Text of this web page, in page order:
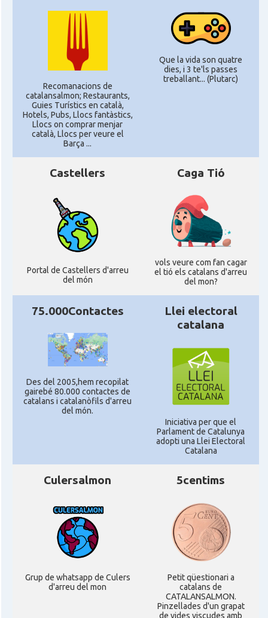
Recomanacions de
catalansalmon; Restaurants,
Guies Turístics en català,
Hotels, Pubs, Llocs fantàstics,
Llocs on comprar menjar
català, Llocs per veure el
Barça ...
Que la vida son quatre
dies, i 3 te'ls passes
treballant... (Plutarc)
Castellers
Portal de Castellers d'arreu
del món
Caga Tió
vols veure com fan cagar
el tió els catalans d'arreu
del mon?
75.000Contactes
Des del 2005,hem recopilat
gairebé 80.000 contactes de
catalans i catalanòfils d'arreu
del món.
Llei electoral
catalana
Iniciativa per que el
Parlament de Catalunya
adopti una Llei Electoral
Catalana
Culersalmon
Grup de whatsapp de Culers
d'arreu del mon
5centims
Petit qüestionari a
catalans de
CATALANSALMON.
Pinzellades d'un grapat
de vides viscudes amb